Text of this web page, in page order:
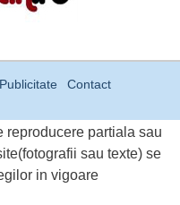
Publicitate Contact
reproducere partiala sau
sau texte) se
in vigoare